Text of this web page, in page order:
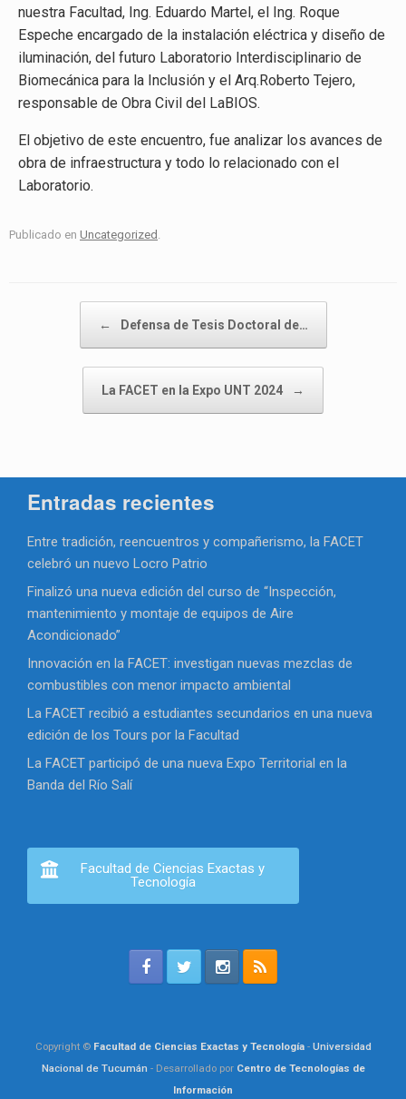
nuestra Facultad, Ing. Eduardo Martel, el Ing. Roque
Espeche encargado de la instalación eléctrica y diseño de
iluminación, del futuro Laboratorio Interdisciplinario de
Biomecánica para la Inclusión y el Arq.Roberto Tejero,
responsable de Obra Civil del LaBIOS.
El objetivo de este encuentro, fue analizar los avances de
obra de infraestructura y todo lo relacionado con el
Laboratorio.
Publicado en Uncategorized
← Defensa de Tesis Doctoral de…
La FACET en la Expo UNT 2024 →
Entradas recientes
Entre tradición, reencuentros y compañerismo, la FACET
celebró un nuevo Locro Patrio
Finalizó una nueva edición del curso de “Inspección,
mantenimiento y montaje de equipos de Aire
Acondicionado”
Innovación en la FACET: investigan nuevas mezclas de
combustibles con menor impacto ambiental
La FACET recibió a estudiantes secundarios en una nueva
edición de los Tours por la Facultad
La FACET participó de una nueva Expo Territorial en la
Banda del Río Salí
Facultad de Ciencias Exactas y
Tecnología
Copyright © Facultad de Ciencias Exactas y Tecnología- Universidad
Nacional de Tucumán - Desarrollado por Centro de Tecnologías de
Información